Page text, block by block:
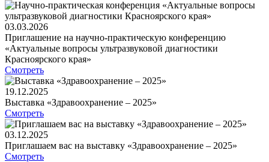
03.03.2026
Приглашение на научно-практическую конференцию
«Актуальные вопросы ультразвуковой диагностики
Красноярского края»
Смотреть
19.12.2025
Выставка «Здравоохранение – 2025»
Смотреть
03.12.2025
Приглашаем вас на выставку «Здравоохранение – 2025»
Смотреть